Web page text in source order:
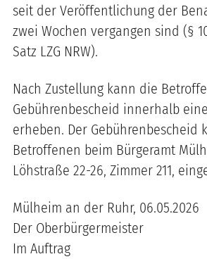
seit der Veröffentlichung der
zwei Wochen vergangen sind (§
Satz LZG NRW).
Nach Zustellung kann die
Gebührenbescheid innerhalb
erheben. Der Gebührenbescheid
Betroffenen beim Bürgeramt
Löhstraße 22-26, Zimmer 211,
Mülheim an der Ruhr, 06.05.2026
Der Oberbürgermeister
Im Auftrag